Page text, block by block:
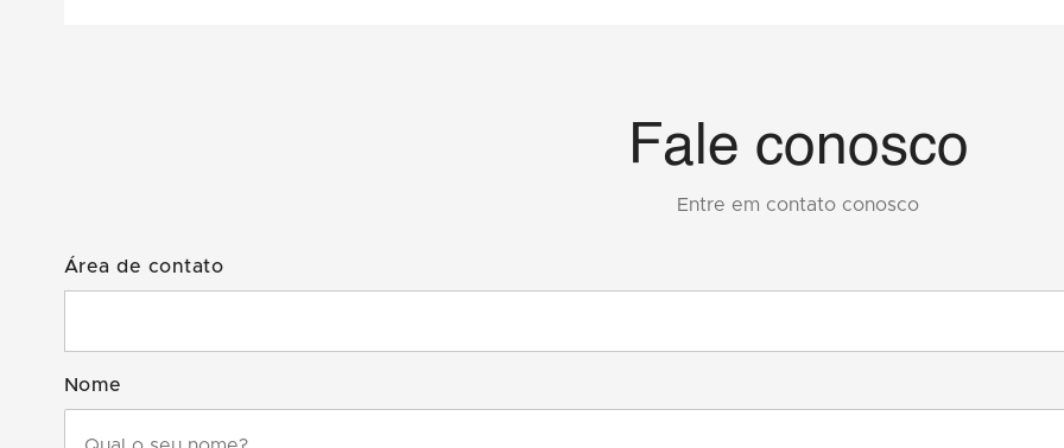
Fale conosco
Entre em contato conosco
Área de contato
Nome